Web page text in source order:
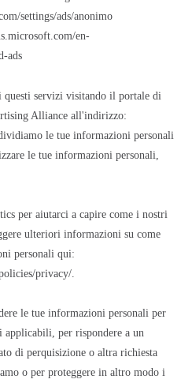
settings/ads/anonimo
en-
ads
servizi visitando il portale di
Alliance all'indirizzo:
le tue informazioni personali
le tue informazioni personali,
per aiutarci a capire come i nostri
ulteriori informazioni su come
personali qui:
privacy/.
le tue informazioni personali per
applicabili, per rispondere a un
di perquisizione o altra richiesta
o per proteggere in altro modo i